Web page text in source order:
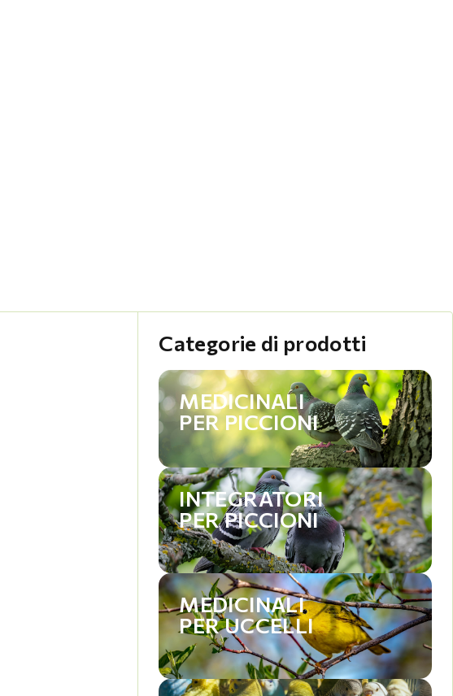
Categorie di prodotti
MEDICINALI
PER PICCIONI
INTEGRATORI
PER PICCIONI
MEDICINALI
PER UCCELLI